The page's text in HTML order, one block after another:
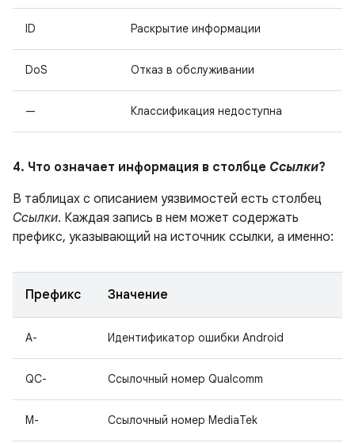
ID Раскрытие информации
DoS Отказ в обслуживании
— Классификация недоступна
4. Что означает информация в столбце Ссылки?
В таблицах с описанием уязвимостей есть столбец
Ссылки. Каждая запись в нем может содержать
префикс, указывающий на источник ссылки, а именно:
Префикс Значение
A- Идентификатор ошибки Android
QC- Ссылочный номер Qualcomm
M- Ссылочный номер MediaTek